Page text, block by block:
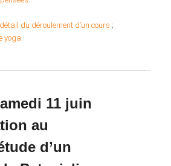
détail du déroulement d’un cours ;
yoga.
11 juin
au
d’un